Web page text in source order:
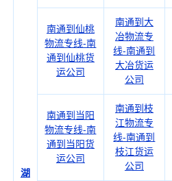
湖
南通到仙桃
物流专线-南
通到仙桃货
运公司
南通到大
冶物流专
线-南通到
大冶货运
公司
南通到当阳
物流专线-南
通到当阳货
运公司
南通到枝
江物流专
线-南通到
枝江货运
公司